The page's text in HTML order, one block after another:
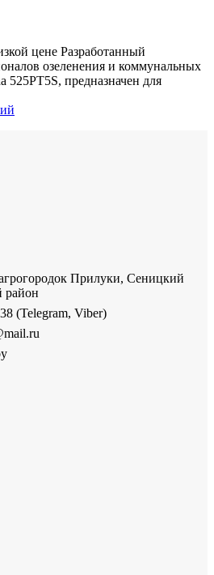
цене Разработанный
озеленения и коммунальных
525PT5S, предназначен для
Прилуки, Сеницкий
район
(Telegram, Viber)